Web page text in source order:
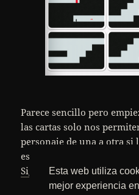
Esta web utiliza
mejor experiencia
Parece sencillo pero
las cartas solo nos
personaje de una a otra si
escenarios coinciden.
Sigue leyendoContinuity